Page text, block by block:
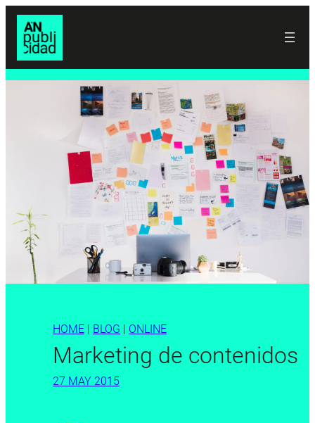
HOME | BLOG | ONLINE
Marketing de contenidos
27 MAY 2015